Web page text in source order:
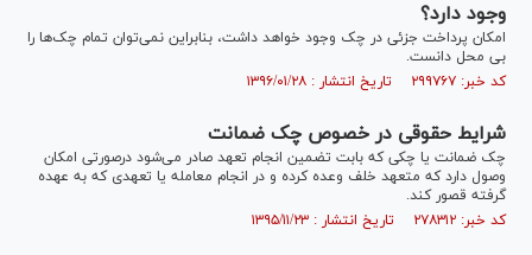
وجود دارد؟
امکان پرداخت جزئی در چک وجود خواهد داشت، بنابراین نمی‌توان تمام چک‌ها را
بی محل دانست.
کد خبر: ۲۹۹۷۶۷ تاریخ انتشار : ۱۳۹۶/۰۱/۲۸
شرایط حقوقی در خصوص چک ضمانت
چک ضمانت یا چکی که بابت تضمین انجام تعهد صادر می‌شود درصورتی امکان
وصول دارد که متعهد خلف وعده کرده و در انجام معامله یا تعهدی که به عهده
گرفته قصور کند.
کد خبر: ۲۷۸۳۱۲ تاریخ انتشار : ۱۳۹۵/۱۱/۲۳